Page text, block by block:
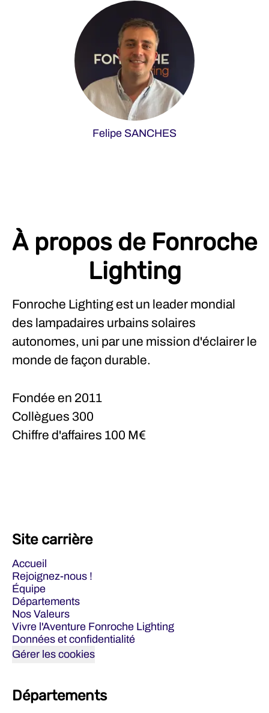
Felipe SANCHES
À propos de Fonroche
Lighting
Fonroche Lighting est un leader mondial
des lampadaires urbains solaires
autonomes, uni par une mission d'éclairer le
monde de façon durable.
Fondée en 2011
Collègues 300
Chiffre d'affaires 100 M€
Site carrière
Accueil
Rejoignez-nous !
Équipe
Départements
Nos Valeurs
Vivre l'Aventure Fonroche Lighting
Données et confidentialité
Gérer les cookies
Départements